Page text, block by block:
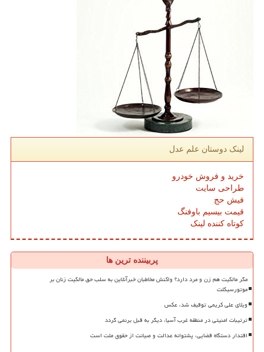
لینک دوستان علم عدل
خرید و فروش خودرو
طراحی سایت
فیش حج
قیمت بیسیم باوفنگ
کوتاه کننده لینک
پربیننده ترین ها
مگر مالکیت هم زن و مرد دارد؟ واکنش مخاطبان خبرآنلاین به سلب حق مالکیت زنان بر
موتورسیکلت
ویلای علی کریمی توقیف شد، عکس
ترتیبات امنیتی در منطقه غرب آسیا، دیگر به قبل برنمی گردد
اقتدار دستگاه قضایی، پشتوانه عدالت و صیانت از حقوق ملت است